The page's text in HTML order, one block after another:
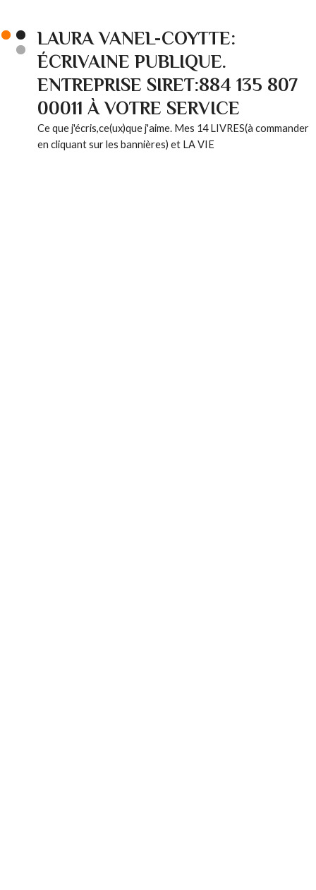
LAURA VANEL-COYTTE:
ÉCRIVAINE PUBLIQUE.
ENTREPRISE SIRET:884 135 807
00011 À VOTRE SERVICE
Ce que j'écris,ce(ux)que j'aime. Mes 14 LIVRES(à commander
en cliquant sur les bannières) et LA VIE